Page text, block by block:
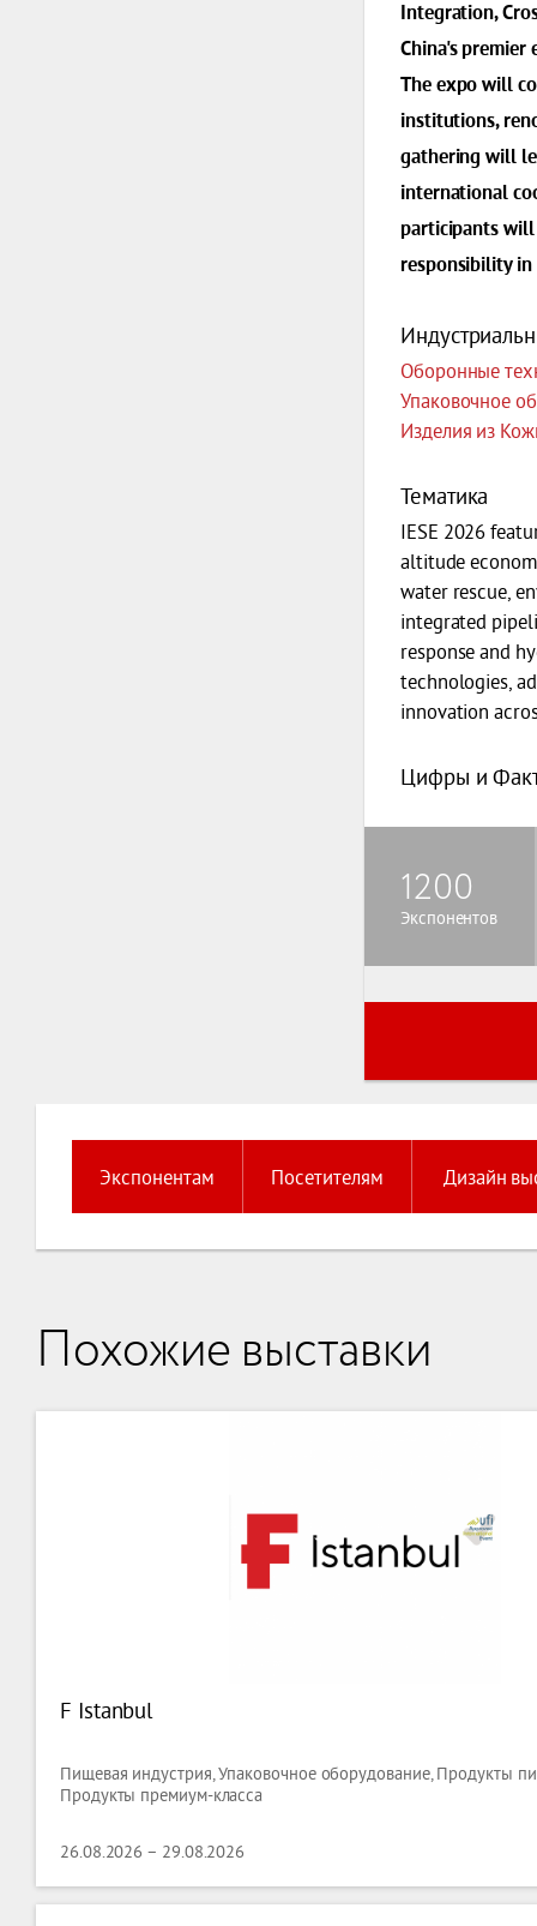
Integration,
China's premier
The expo will
institutions,
gathering will
international
participants
responsibility
Оборонные
Упаковочное
Изделия из
Тематика
IESE 2026
altitude
water rescue,
integrated
response and
technologies,
innovation
Цифры и
1200
Экспонентов
Экспонентам Посетителям Дизайн
Похожие выставки
F Istanbul
Пищевая индустрия, Упаковочное оборудование, Продукты
Продукты премиум-класса
26.08.2026 – 29.08.2026